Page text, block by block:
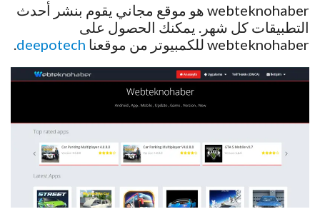
webteknohaber هو موقع مجاني يقوم بنشر أحدث
التطبيقات كل شهر. يمكنك الحصول على
webteknohaber للكمبيوتر من موقعنا
deepotech
.